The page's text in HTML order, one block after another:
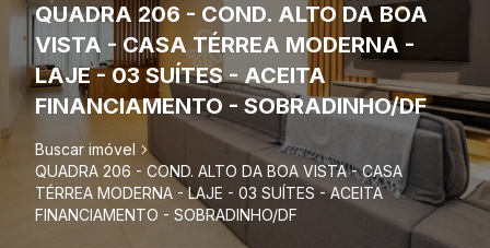
QUADRA 206 - COND. ALTO DA BOA
VISTA - CASA TÉRREA MODERNA -
LAJE - 03 SUÍTES - ACEITA
FINANCIAMENTO - SOBRADINHO/DF
Buscar imóvel
QUADRA 206 - COND. ALTO DA BOA VISTA - CASA
TÉRREA MODERNA - LAJE - 03 SUÍTES - ACEITA
FINANCIAMENTO - SOBRADINHO/DF